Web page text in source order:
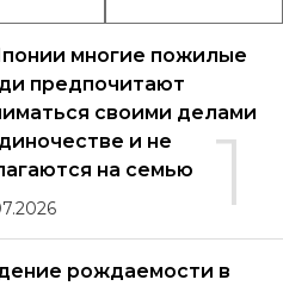
1
многие пожилые
предпочитают
своими делами
и не
на семью
рождаемости в